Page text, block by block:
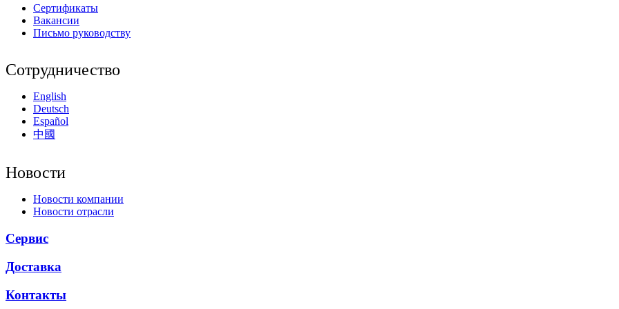
Сертификаты
Вакансии
Письмо руководству
Сотрудничество
English
Deutsch
Español
中國
Новости
Новости компании
Новости отрасли
Сервис
Доставка
Контакты